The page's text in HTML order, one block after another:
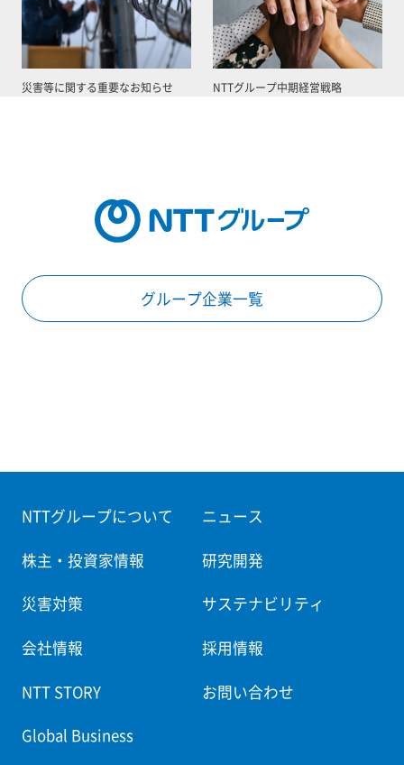
災害等に関する重要なお知らせ NTTグループ中期経営戦略
グループ企業一覧
NTTグループについて ニュース
株主・投資家情報 研究開発
災害対策 サステナビリティ
会社情報 採用情報
NTT STORY お問い合わせ
Global Business